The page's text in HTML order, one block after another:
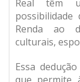
Real têm
Renda ao
culturais,
Essa